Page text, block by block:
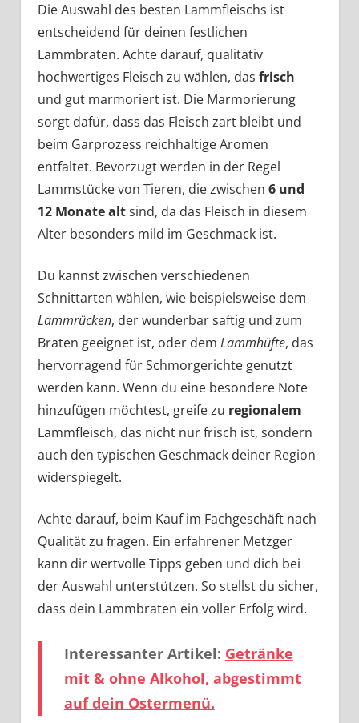
Die Auswahl des besten Lammfleischs ist
entscheidend für deinen festlichen
Lammbraten. Achte darauf, qualitativ
hochwertiges Fleisch zu wählen, das frisch
und gut marmoriert ist. Die Marmorierung
sorgt dafür, dass das Fleisch zart bleibt und
beim Garprozess reichhaltige Aromen
entfaltet. Bevorzugt werden in der Regel
Lammstücke von Tieren, die zwischen 6 und
12 Monate altsind, da das Fleisch in diesem
Alter besonders mild im Geschmack ist.
Du kannst zwischen verschiedenen
Schnittarten wählen, wie beispielsweise dem
Lammrücken, der wunderbar saftig und zum
Braten geeignet ist, oder dem Lammhüfte, das
hervorragend für Schmorgerichte genutzt
werden kann. Wenn du eine besondere Note
hinzufügen möchtest, greife zu regionalem
Lammfleisch, das nicht nur frisch ist, sondern
auch den typischen Geschmack deiner Region
widerspiegelt.
Achte darauf, beim Kauf im Fachgeschäft nach
Qualität zu fragen. Ein erfahrener Metzger
kann dir wertvolle Tipps geben und dich bei
der Auswahl unterstützen. So stellst du sicher,
dass dein Lammbraten ein voller Erfolg wird.
Interessanter Artikel: Getränke
mit & ohne Alkohol, abgestimmt
auf dein Ostermenü.